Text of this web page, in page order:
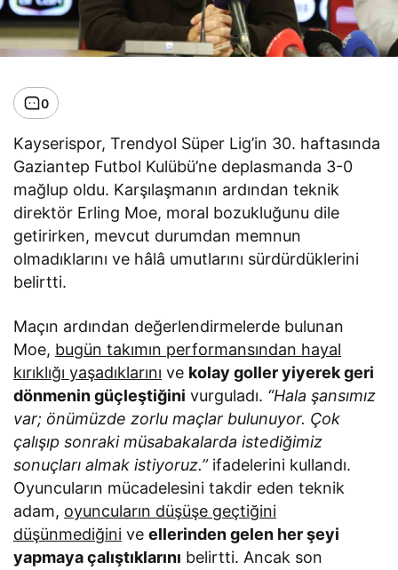
0
Kayserispor, Trendyol Süper Lig’in 30. haftasında
Gaziantep Futbol Kulübü’ne deplasmanda 3-0
mağlup oldu. Karşılaşmanın ardından teknik
direktör Erling Moe, moral bozukluğunu dile
getirirken, mevcut durumdan memnun
olmadıklarını ve hâlâ umutlarını sürdürdüklerini
belirtti.
Maçın ardından değerlendirmelerde bulunan
Moe, bugün takımın performansından hayal
kırıklığı yaşadıklarını ve kolay goller yiyerek geri
dönmenin güçleştiğini vurguladı. “Hala şansımız
var; önümüzde zorlu maçlar bulunuyor. Çok
çalışıp sonraki müsabakalarda istediğimiz
sonuçları almak istiyoruz.”ifadelerini kullandı.
Oyuncuların mücadelesini takdir eden teknik
adam, oyuncuların düşüşe geçtiğini
düşünmediğini veellerinden gelen her şeyi
yapmaya çalıştıklarını belirtti. Ancak son